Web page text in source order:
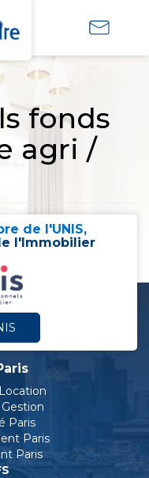
fonds
agri /
de l'UNIS,
l'Immobilier
Paris
Paris
Paris